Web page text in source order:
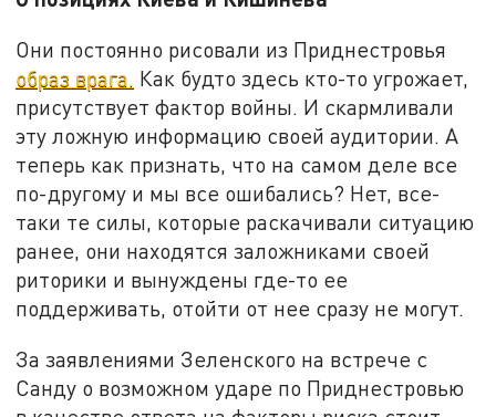
Они постоянно рисовали из Приднестровья
образ врага. Как будто здесь кто-то угрожает,
присутствует фактор войны. И скармливали
эту ложную информацию своей аудитории. А
теперь как признать, что на самом деле все
по-другому и мы все ошибались? Нет, все-
таки те силы, которые раскачивали ситуацию
ранее, они находятся заложниками своей
риторики и вынуждены где-то ее
поддерживать, отойти от нее сразу не могут.
За заявлениями Зеленского на встрече с
Санду о возможном ударе по Приднестровью